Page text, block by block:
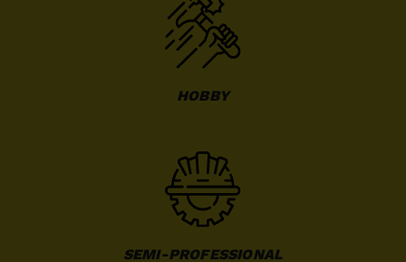
HOBBY
SEMI-PROFESSIONAL